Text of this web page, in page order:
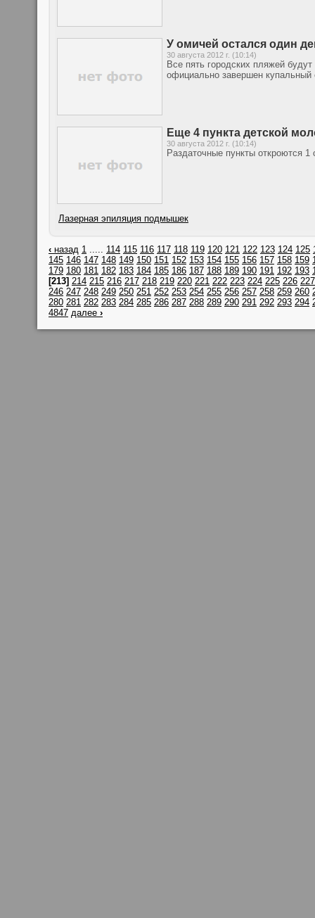
У омичей остался один
30 августа 2012 г. (10:14)
Все пять городских пляжей
официально завершен купальный
Еще 4 пункта детской
30 августа 2012 г. (10:14)
Раздаточные пункты откроются 1
Лазерная эпиляция подмышек
‹ назад 1 ..... 114 115 116 117 118 119 120 121 122 123 124 125
145 146 147 148 149 150 151 152 153 154 155 156 157 158 159
179 180 181 182 183 184 185 186 187 188 189 190 191 192 193
[213] 214 215 216 217 218 219 220 221 222 223 224 225 226 227
246 247 248 249 250 251 252 253 254 255 256 257 258 259 260
280 281 282 283 284 285 286 287 288 289 290 291 292 293 294
4847 далее ›